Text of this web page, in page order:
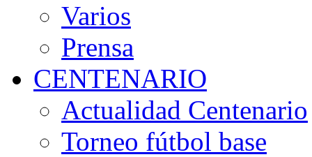
Varios
Prensa
CENTENARIO
Actualidad Centenario
Torneo fútbol base